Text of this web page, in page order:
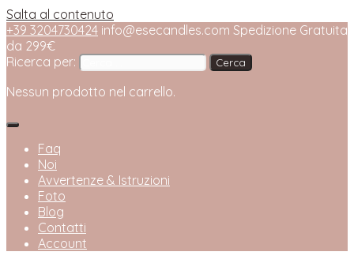
Salta al contenuto
+39 3204730424 info@esecandles.com Spedizione Gratuita
da 299€
Ricerca per:
Nessun prodotto nel carrello.
Faq
Noi
Avvertenze & Istruzioni
Foto
Blog
Contatti
Account